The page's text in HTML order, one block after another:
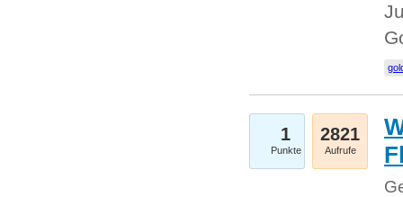
1
Punkte
2821
Aufrufe